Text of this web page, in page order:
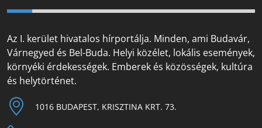
Az I. kerület hivatalos hírportálja. Minden, ami Budavár,
Várnegyed és Bel-Buda. Helyi közélet, lokális események,
környéki érdekességek. Emberek és közösségek, kultúra
és helytörténet.
1016 BUDAPEST, KRISZTINA KRT. 73.